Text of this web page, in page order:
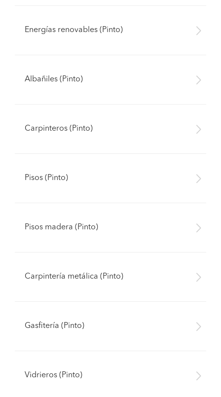
Energías renovables (Pinto)
Albañiles (Pinto)
Carpinteros (Pinto)
Pisos (Pinto)
Pisos madera (Pinto)
Carpintería metálica (Pinto)
Gasfitería (Pinto)
Vidrieros (Pinto)